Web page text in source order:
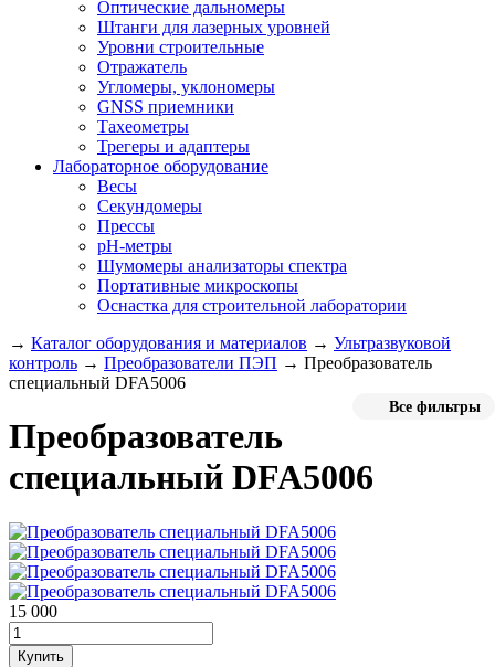
Оптические дальномеры
Штанги для лазерных уровней
Уровни строительные
Отражатель
Угломеры, уклономеры
GNSS приемники
Тахеометры
Трегеры и адаптеры
Лабораторное оборудование
Весы
Секундомеры
Прессы
pH-метры
Шумомеры анализаторы спектра
Портативные микроскопы
Оснастка для строительной лаборатории
→ Каталог оборудования и материалов → Ультразвуковой
контроль → Преобразователи ПЭП → Преобразователь
специальный DFA5006
Все фильтры
Преобразователь
специальный DFA5006
15 000